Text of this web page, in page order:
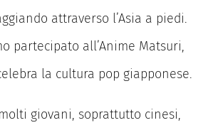
attraverso l’Asia a piedi.
partecipato all’Anime Matsuri,
la cultura pop giapponese.
giovani, soprattutto cinesi,